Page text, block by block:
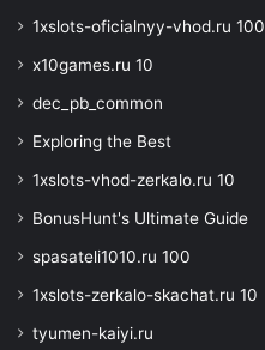
1xslots-oficialnyy-vhod.ru 100
x10games.ru 10
dec_pb_common
Exploring the Best
1xslots-vhod-zerkalo.ru 10
BonusHunt's Ultimate Guide
spasateli1010.ru 100
1xslots-zerkalo-skachat.ru 10
tyumen-kaiyi.ru